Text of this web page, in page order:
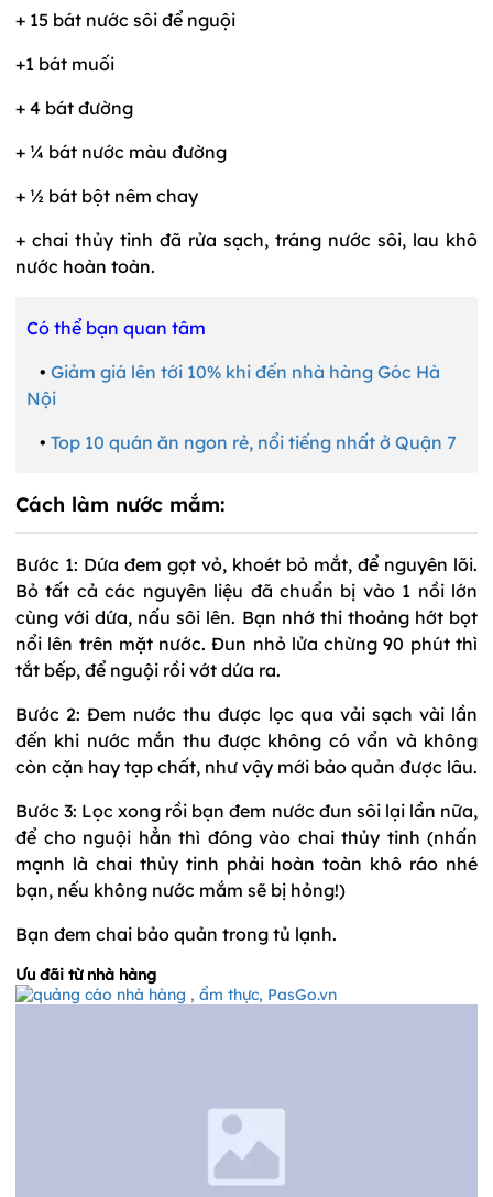
+ 15 bát nước sôi để nguội
+1 bát muối
+ 4 bát đường
+ ¼ bát nước màu đường
+ ½ bát bột nêm chay
+ chai thủy tinh đã rửa sạch, tráng nước sôi, lau khô
nước hoàn toàn.
Có thể bạn quan tâm
• Giảm giá lên tới 10% khi đến nhà hàng Góc Hà
Nội
• Top 10 quán ăn ngon rẻ, nổi tiếng nhất ở Quận 7
Cách làm nước mắm:
Bước 1: Dứa đem gọt vỏ, khoét bỏ mắt, để nguyên lõi.
Bỏ tất cả các nguyên liệu đã chuẩn bị vào 1 nồi lớn
cùng với dứa, nấu sôi lên. Bạn nhớ thi thoảng hớt bọt
nổi lên trên mặt nước. Đun nhỏ lửa chừng 90 phút thì
tắt bếp, để nguội rồi vớt dứa ra.
Bước 2: Đem nước thu được lọc qua vải sạch vài lần
đến khi nước mắn thu được không có vẩn và không
còn cặn hay tạp chất, như vậy mới bảo quản được lâu.
Bước 3: Lọc xong rồi bạn đem nước đun sôi lại lần nữa,
để cho nguội hẳn thì đóng vào chai thủy tinh (nhấn
mạnh là chai thủy tinh phải hoàn toàn khô ráo nhé
bạn, nếu không nước mắm sẽ bị hỏng!)
Bạn đem chai bảo quản trong tủ lạnh.
Ưu đãi từ nhà hàng